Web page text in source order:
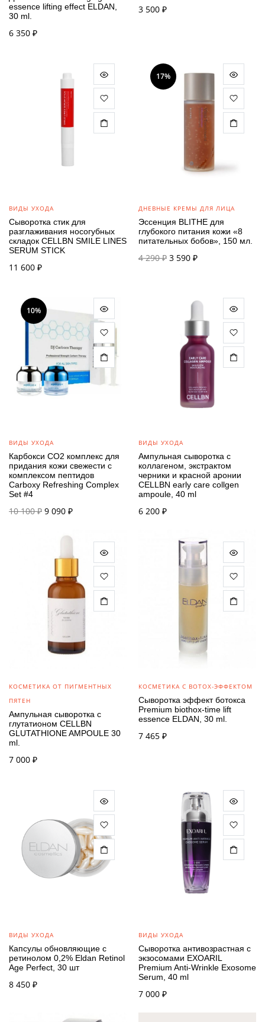
essence lifting effect ELDAN,
30 ml.
6 350 ₽
3 500 ₽
ВИДЫ УХОДА
Сыворотка стик для
разглаживания носогубных
складок CELLBN SMILE LINES
SERUM STICK
11 600 ₽
17%
ДНЕВНЫЕ КРЕМЫ ДЛЯ ЛИЦА
Эссенция BLITHE для
глубокого питания кожи «8
питательных бобов», 150 мл.
4 290₽ Первоначальная
3 590 ₽Текущая
10%
ВИДЫ УХОДА
Карбокси CO2 комплекс для
придания кожи свежести с
комплексом пептидов
Carboxy Refreshing Complex
Set #4
10 100₽ Первоначальная
составляла
9 090 ₽Текущая
ВИДЫ УХОДА
Ампульная сыворотка с
коллагеном, экстрактом
черники и красной аронии
CELLBN early care collgen
ampoule, 40 ml
6 200 ₽
КОСМЕТИКА ОТ ПИГМЕНТНЫХ
ПЯТЕН
Ампульная сыворотка с
глутатионом CELLBN
GLUTATHIONE AMPOULE 30
ml.
7 000 ₽
КОСМЕТИКА С BOTOX-ЭФФЕКТОМ
Сыворотка эффект ботокса
Premium biothox-time lift
essence ELDAN, 30 ml.
7 465 ₽
ВИДЫ УХОДА
Капсулы обновляющие с
ретинолом 0,2% Eldan Retinol
Age Perfect, 30 шт
8 450 ₽
ВИДЫ УХОДА
Сыворотка антивозрастная с
экзосомами EXOARIL
Premium Anti-Wrinkle Exosome
Serum, 40 ml
7 000 ₽